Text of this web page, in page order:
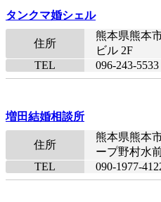
タンクマ婚シェル
住所
熊本県熊本
ビル 2F
TEL
096-243-5533​
増田結婚相談所
住所
熊本県熊本
ープ野村水
TEL
090-1977-